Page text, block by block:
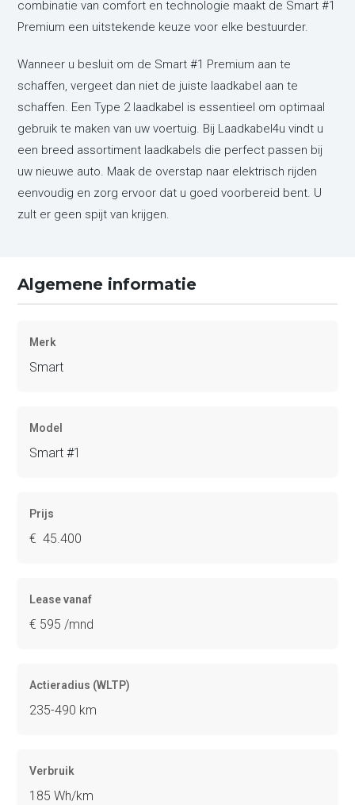
combinatie van comfort en technologie maakt de Smart #1
Premium een uitstekende keuze voor elke bestuurder.
Wanneer u besluit om de Smart #1 Premium aan te
schaffen, vergeet dan niet de juiste laadkabel aan te
schaffen. Een Type 2 laadkabel is essentieel om optimaal
gebruik te maken van uw voertuig. Bij Laadkabel4u vindt u
een breed assortiment laadkabels die perfect passen bij
uw nieuwe auto. Maak de overstap naar elektrisch rijden
eenvoudig en zorg ervoor dat u goed voorbereid bent. U
zult er geen spijt van krijgen.
Algemene informatie
Merk
Smart
Model
Smart #1
Prijs
€ 45.400
Lease vanaf
€ 595 /mnd
Actieradius (WLTP)
235-490 km
Verbruik
185 Wh/km